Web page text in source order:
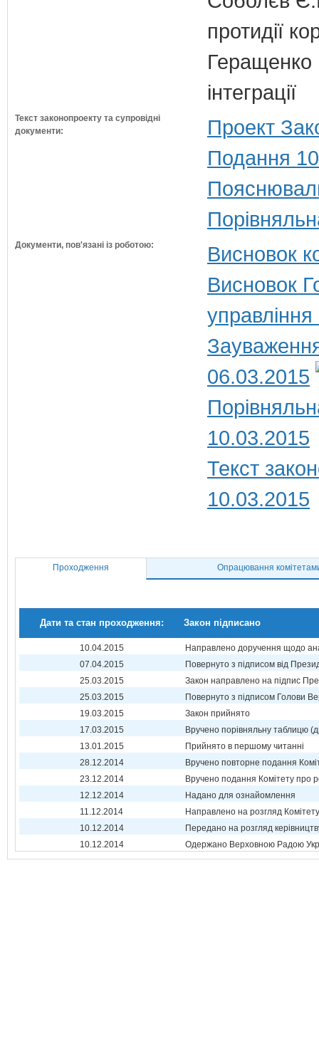
протидії
Геращенко
інтеграції
Текст законопроекту та супровідні
документи:
Проект
Подання
Документи, пов'язані із роботою:
Висновок
Висновок
06.03.2015
10.03.2015
Текст
10.03.2015
Проходження Опрацювання
Дати та стан проходження: Закон підписано
10.04.2015
Направлено доручення щодо
07.04.2015
Повернуто з підписом від
25.03.2015
Закон направлено на підпис
25.03.2015
Повернуто з підписом Голови
19.03.2015
Закон прийнято
17.03.2015
Вручено порівняльну таблицю
13.01.2015
Прийнято в першому читанні
28.12.2014
Вручено повторне подання
23.12.2014
Вручено подання Комітету про
12.12.2014
Надано для ознайомлення
11.12.2014
Направлено на розгляд Комітету
10.12.2014
Передано на розгляд
10.12.2014
Одержано Верховною Радою